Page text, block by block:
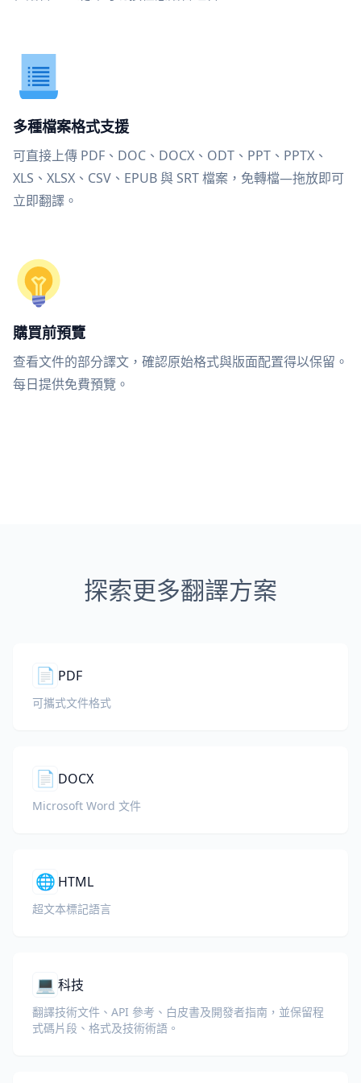
多種檔案格式支援
可直接上傳 PDF、DOC、DOCX、ODT、PPT、PPTX、
XLS、XLSX、CSV、EPUB 與 SRT 檔案，免轉檔—拖放即可
立即翻譯。
購買前預覽
查看文件的部分譯文，確認原始格式與版面配置得以保留。
每日提供免費預覽。
探索更多翻譯方案
📄 PDF
可攜式文件格式
📄 DOCX
Microsoft Word 文件
🌐 HTML
超文本標記語言
💻 科技
翻譯技術文件、API 參考、白皮書及開發者指南，並保留程
式碼片段、格式及技術術語。